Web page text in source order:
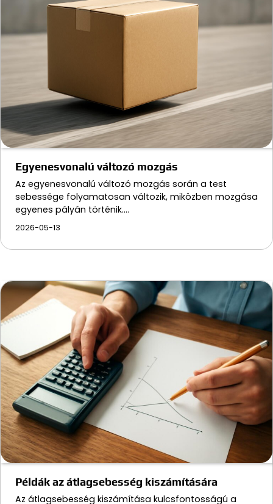
Egyenesvonalú változó mozgás
Az egyenesvonalú változó mozgás során a test
sebessége folyamatosan változik, miközben mozgása
egyenes pályán történik.…
2026-05-13
Példák az átlagsebesség kiszámítására
Az átlagsebesség kiszámítása kulcsfontosságú a